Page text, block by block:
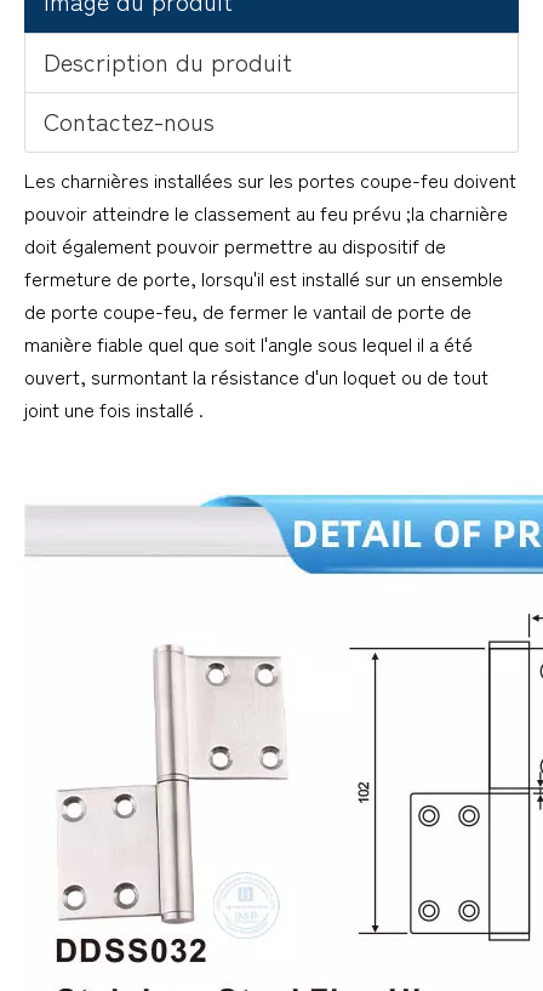
Description du produit
Contactez-nous
Les charnières installées sur les portes coupe-feu doivent
pouvoir atteindre le classement au feu prévu ;la charnière
doit également pouvoir permettre au dispositif de
fermeture de porte, lorsqu'il est installé sur un ensemble
de porte coupe-feu, de fermer le vantail de porte de
manière fiable quel que soit l'angle sous lequel il a été
ouvert, surmontant la résistance d'un loquet ou de tout
joint une fois installé .